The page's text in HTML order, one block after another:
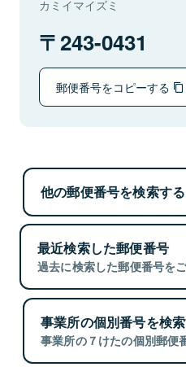
カミイマイズミ
243-0431
郵便番号をコピーする
他の郵便番号を検索する
最近検索した郵便番号
過去に検索した郵便番号を
事業所の個別番号を検
事業所の７けたの個別郵便